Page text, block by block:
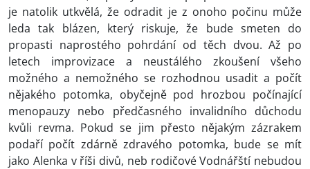
je natolik utkvělá, že odradit je z onoho počinu může
leda tak blázen, který riskuje, že bude smeten do
propasti naprostého pohrdání od těch dvou. Až po
letech improvizace a neustálého zkoušení všeho
možného a nemožného se rozhodnou usadit a počít
nějakého potomka, obyčejně pod hrozbou počínající
menopauzy nebo předčasného invalidního důchodu
kvůli revma. Pokud se jim přesto nějakým zázrakem
podaří počít zdárně zdravého potomka, bude se mít
jako Alenka v říši divů, neb rodičové Vodnářští nebudou